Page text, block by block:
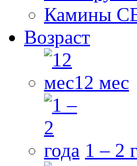
Камины
Возраст
12 мес
1 – 2